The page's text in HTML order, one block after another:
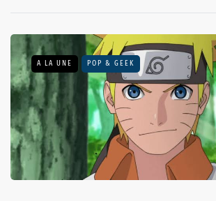
A LA UNE POP & GEEK